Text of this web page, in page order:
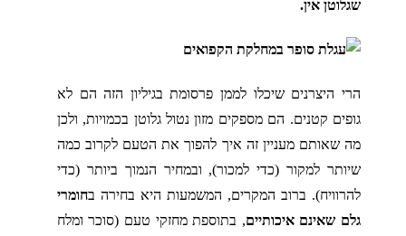
שגלוטן אין.
הרי היצרנים שיכלו לממן פרסומת בגיליון הזה הם לא
גופים קטנים. הם מספקים מזון נטול גלוטן בכמויות, ולכן
מה שאותם מעניין זה איך להפוך את הטעם לקרוב כמה
שיותר למקור (כדי למכור), ובמחיר הנמוך ביותר (כדי
להרוויח). ברוב המקרים, המשמעות היא בחירה בחומרי
גלם שאינם איכותיים, בתוספת מחזקי טעם (סוכר ומלח